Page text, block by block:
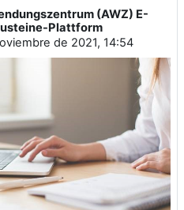
(AWZ) E-
Plattform
de 2021, 14:54